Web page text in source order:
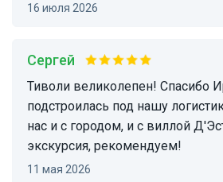
16 июля 2026
Сергей
Тиволи великолепен! Спасибо Ирине за то, что
подстроилась под нашу
нас и с городом, и с виллой
экскурсия, рекомендуем!
11 мая 2026